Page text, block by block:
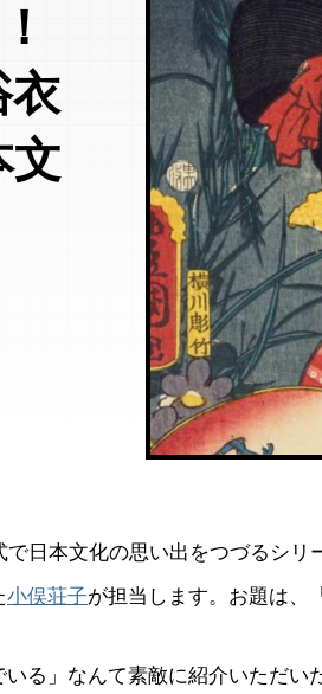
衣
文
日本文化の思い出をつづるシリ
小俣荘子が担当します。お題は、「
る」なんて素敵に紹介いただい